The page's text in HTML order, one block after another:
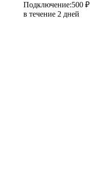
Подключение:500 ₽
в течение 2 дней